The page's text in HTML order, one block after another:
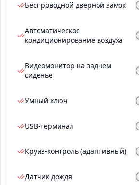
Беспроводной дверной замок
Автоматическое
кондиционирование воздуха
Видеомонитор на заднем
сиденье
Умный ключ
USB-терминал
Круиз-контроль (адаптивный)
Датчик дождя